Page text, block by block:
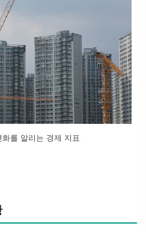
를 알리는 경제 지표